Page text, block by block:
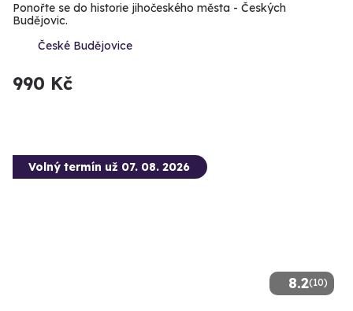
Ponořte se do historie jihočeského města - Českých
Budějovic.
České Budějovice
990 Kč
8.2(10)
Volný termín už 07. 08. 2026